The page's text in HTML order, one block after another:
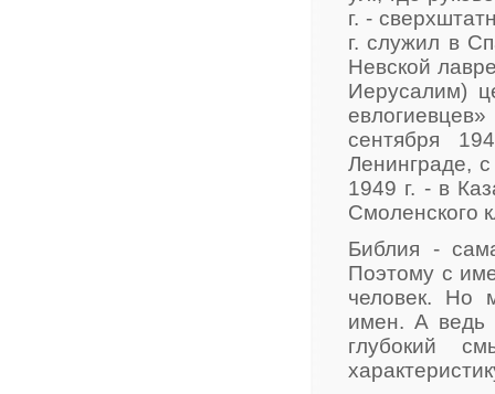
г. -
г. служил в
Невской
Иерусалим)
сентября
Ленинграде,
1949 г. - в
Смоленского
Библия -
Поэтому с
человек. Но
имен. А ведь
глубокий